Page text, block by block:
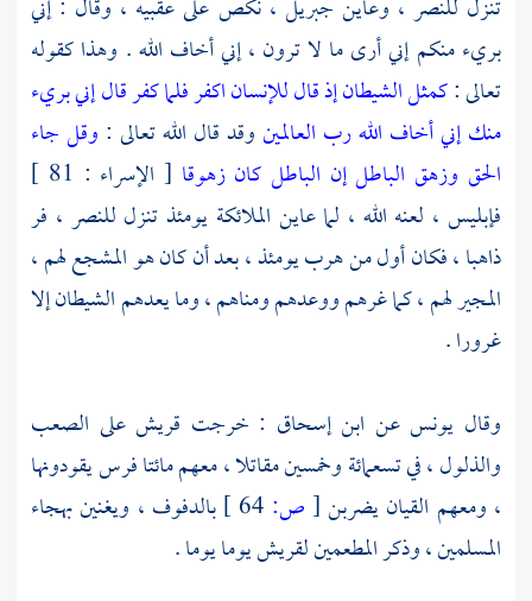
تنزل للنصر ، وعاين جبريل ، نكص على عقبيه ، وقال : إني
بريء منكم إني أرى ما لا ترون ، إني أخاف الله . وهذا كقوله
تعالى :كمثل الشيطان إذ قال للإنسان اكفر فلما كفر قال إني بريء
منك إني أخاف الله رب العالمينوقد قال الله تعالى : وقل جاء
الحق وزهق الباطل إن الباطل كان زهوقا
[ الإسراء : 81 ]
فإبليس ، لعنه الله ، لما عاين الملائكة يومئذ تنزل للنصر ، فر
ذاهبا ، فكان أول من هرب يومئذ ، بعد أن كان هو المشجع لهم ،
المجير لهم ، كما غرهم ووعدهم ومناهم ، وما يعدهم الشيطان إلا
غرورا .
وقال يونسعن ابن إسحاق : خرجت قريشعلى الصعب
والذلول ، في تسعمائة وخمسين مقاتلا ، معهم مائتا فرس يقودونها
، ومعهم القيان يضربن[ص:
بالدفوف ، ويغنين بهجاء
المسلمين ، وذكر المطعمينلقريشيوما يوما .